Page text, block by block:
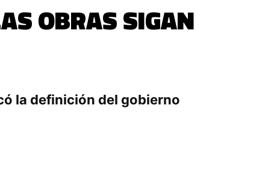
OBRAS SIGAN
la definición del gobierno